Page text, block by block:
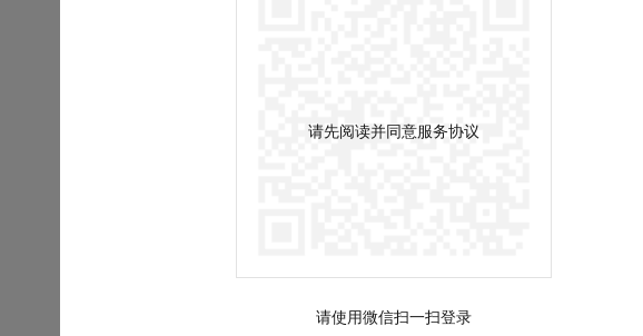
请先阅读并同意服务协议
请使用微信扫一扫登录